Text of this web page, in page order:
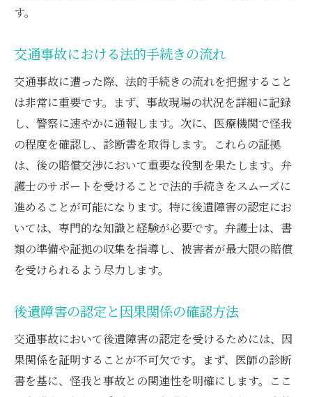
後遺障害認定に関する法的アドバイス
既往症と因果関係の関連性
弁護士が行う証拠の収集方法
弁護士が指南する交通事故後の後遺障害認定と
因果関係の見極め
交通事故後の後遺障害認定基準
因果関係を明確にするためのステップ
弁護士が提供する法律知識
認定に必要な証拠の収集
交通事故被害者が陥りやすい落とし穴
す。
交通事故における法的手続きの流れ
交通事故に遭った際、法的手続きの流れを把握すること
は非常に重要です。まず、事故現場の状況を詳細に記録
し、警察に速やかに通報します。次に、医療機関で怪我
の程度を確認し、診断書を取得します。これらの証拠
は、後の賠償交渉において重要な役割を果たします。弁
護士のサポートを受けることで法的手続きをスムーズに
進めることが可能になります。特に後遺障害の認定にお
いては、専門的な知識と経験が必要です。弁護士は、書
類の準備や証拠の収集を指導し、被害者が最大限の賠償
を受けられるよう尽力します。
後遺障害の認定と因果関係の確認方法
交通事故において後遺障害の認定を受けるためには、因
果関係を証明することが不可欠です。まず、医師の診断
書を基に、怪我と事故との関連性を明確にします。ここ